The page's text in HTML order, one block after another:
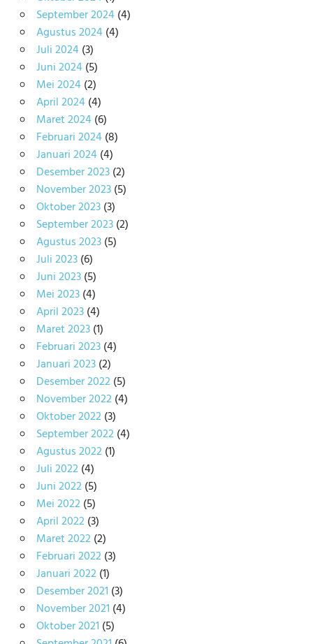
September 2024(4)
Agustus 2024(4)
Juli 2024(3)
Juni 2024(5)
Mei 2024(2)
April 2024(4)
Maret 2024(6)
Februari 2024(8)
Januari 2024(4)
Desember 2023(2)
November 2023(5)
Oktober 2023(3)
September 2023(2)
Agustus 2023(5)
Juli 2023(6)
Juni 2023(5)
Mei 2023(4)
April 2023(4)
Maret 2023(1)
Februari 2023(4)
Januari 2023(2)
Desember 2022(5)
November 2022(4)
Oktober 2022(3)
September 2022(4)
Agustus 2022(1)
Juli 2022(4)
Juni 2022(5)
Mei 2022(5)
April 2022(3)
Maret 2022(2)
Februari 2022(3)
Januari 2022(1)
Desember 2021 (3)
November 2021 (4)
Oktober 2021 (5)